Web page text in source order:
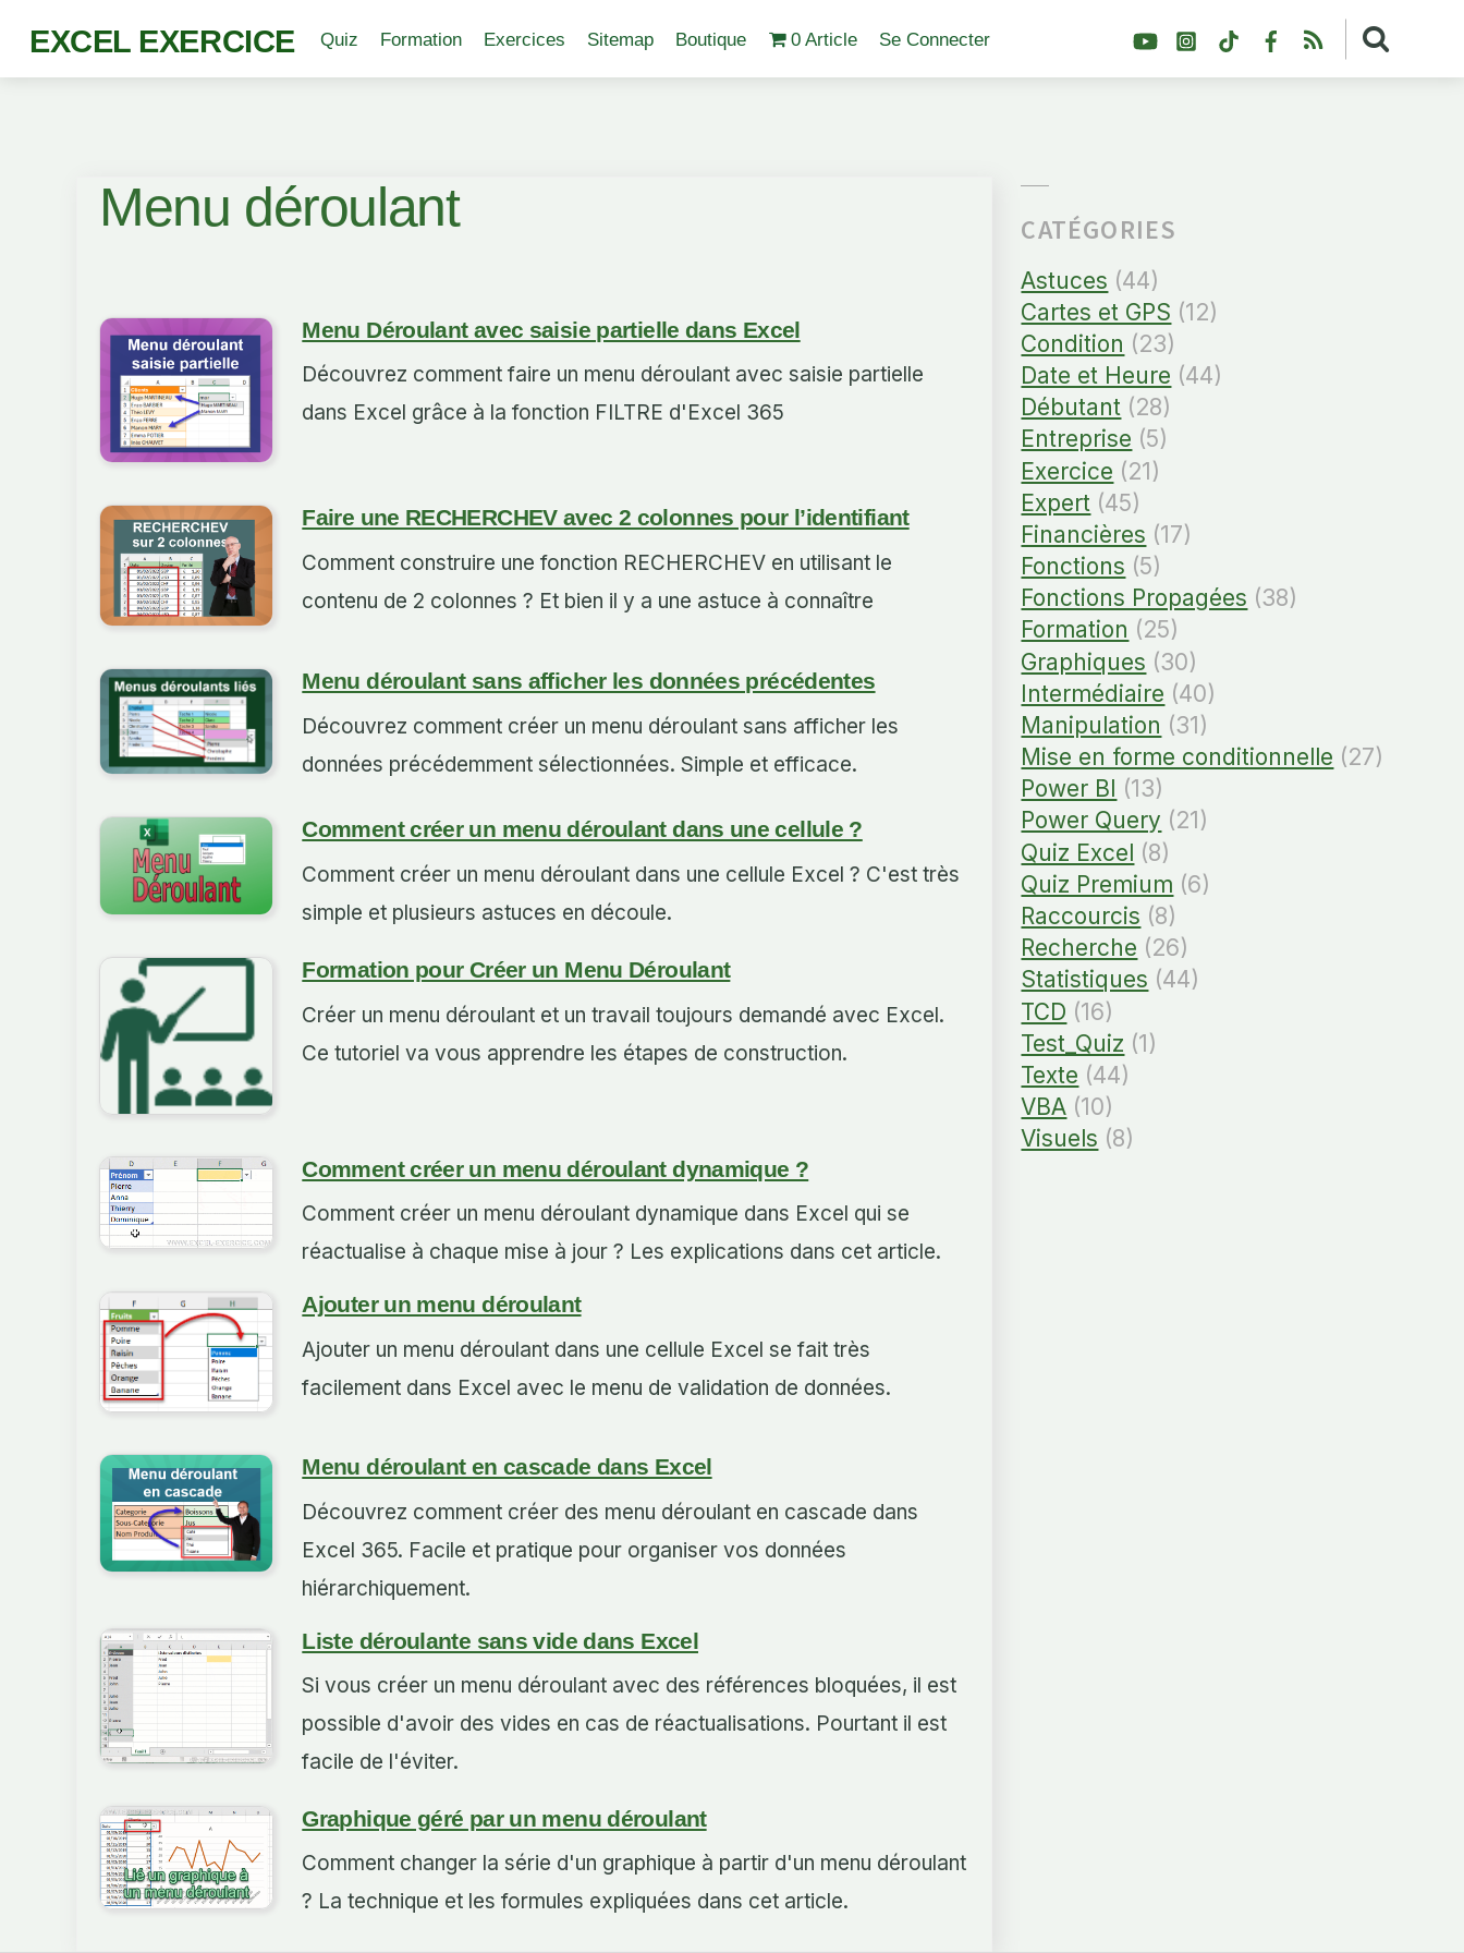
EXCEL EXERCICE YouTubeInstagramTikTokFacebook
RSS
Quiz Formation Exercices Sitemap Boutique 0 Article Se Connecter
Menu déroulant
Menu Déroulant avec saisie partielle dans Excel
Découvrez comment faire un menu déroulant avec saisie partielle
dans Excel grâce à la fonction FILTRE d'Excel 365
Faire une RECHERCHEV avec 2 colonnes pour l’identifiant
Comment construire une fonction RECHERCHEV en utilisant le
contenu de 2 colonnes ? Et bien il y a une astuce à connaître
Menu déroulant sans afficher les données précédentes
Découvrez comment créer un menu déroulant sans afficher les
données précédemment sélectionnées. Simple et efficace.
Comment créer un menu déroulant dans une cellule ?
Comment créer un menu déroulant dans une cellule Excel ? C'est très
simple et plusieurs astuces en découle.
Formation pour Créer un Menu Déroulant
Créer un menu déroulant et un travail toujours demandé avec Excel.
Ce tutoriel va vous apprendre les étapes de construction.
Comment créer un menu déroulant dynamique ?
Comment créer un menu déroulant dynamique dans Excel qui se
réactualise à chaque mise à jour ? Les explications dans cet article.
Ajouter un menu déroulant
Ajouter un menu déroulant dans une cellule Excel se fait très
facilement dans Excel avec le menu de validation de données.
Menu déroulant en cascade dans Excel
Découvrez comment créer des menu déroulant en cascade dans
Excel 365. Facile et pratique pour organiser vos données
hiérarchiquement.
Liste déroulante sans vide dans Excel
Si vous créer un menu déroulant avec des références bloquées, il est
possible d'avoir des vides en cas de réactualisations. Pourtant il est
facile de l'éviter.
Graphique géré par un menu déroulant
Comment changer la série d'un graphique à partir d'un menu déroulant
? La technique et les formules expliquées dans cet article.
CATÉGORIES
Astuces (44)
Cartes et GPS (12)
Condition (23)
Date et Heure (44)
Débutant (28)
Entreprise (5)
Exercice (21)
Expert (45)
Financières (17)
Fonctions (5)
Fonctions Propagées (38)
Formation (25)
Graphiques (30)
Intermédiaire (40)
Manipulation (31)
Mise en forme conditionnelle (27)
Power BI (13)
Power Query (21)
Quiz Excel (8)
Quiz Premium (6)
Raccourcis (8)
Recherche (26)
Statistiques (44)
TCD (16)
Test_Quiz (1)
Texte (44)
VBA (10)
Visuels (8)